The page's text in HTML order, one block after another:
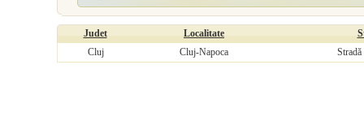
Judet Localitate
Cluj
Cluj-Napoca Stradă